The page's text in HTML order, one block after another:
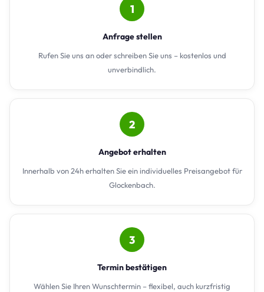
1
Anfrage stellen
Rufen Sie uns an oder schreiben Sie uns – kostenlos und
unverbindlich.
2
Angebot erhalten
Innerhalb von 24h erhalten Sie ein individuelles Preisangebot für
Glockenbach.
3
Termin bestätigen
Wählen Sie Ihren Wunschtermin – flexibel, auch kurzfristig